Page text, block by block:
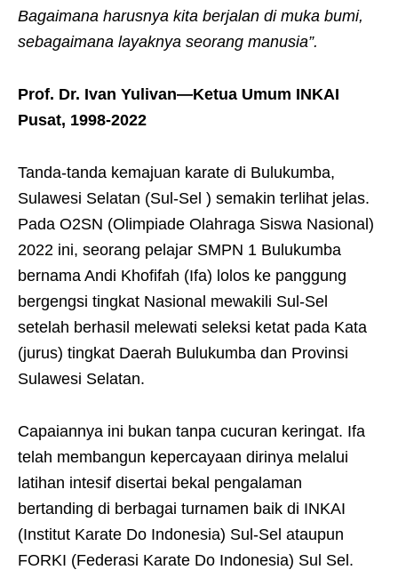
Bagaimana harusnya kita berjalan di muka bumi,
sebagaimana layaknya seorang manusia”.
Prof. Dr. Ivan Yulivan—Ketua Umum INKAI
Pusat, 1998-2022
Tanda-tanda kemajuan karate di Bulukumba,
Sulawesi Selatan (Sul-Sel ) semakin terlihat jelas.
Pada O2SN (Olimpiade Olahraga Siswa Nasional)
2022 ini, seorang pelajar SMPN 1 Bulukumba
bernama Andi Khofifah (Ifa) lolos ke panggung
bergengsi tingkat Nasional mewakili Sul-Sel
setelah berhasil melewati seleksi ketat pada Kata
(jurus) tingkat Daerah Bulukumba dan Provinsi
Sulawesi Selatan.
Capaiannya ini bukan tanpa cucuran keringat. Ifa
telah membangun kepercayaan dirinya melalui
latihan intesif disertai bekal pengalaman
bertanding di berbagai turnamen baik di INKAI
(Institut Karate Do Indonesia) Sul-Sel ataupun
FORKI (Federasi Karate Do Indonesia) Sul Sel.